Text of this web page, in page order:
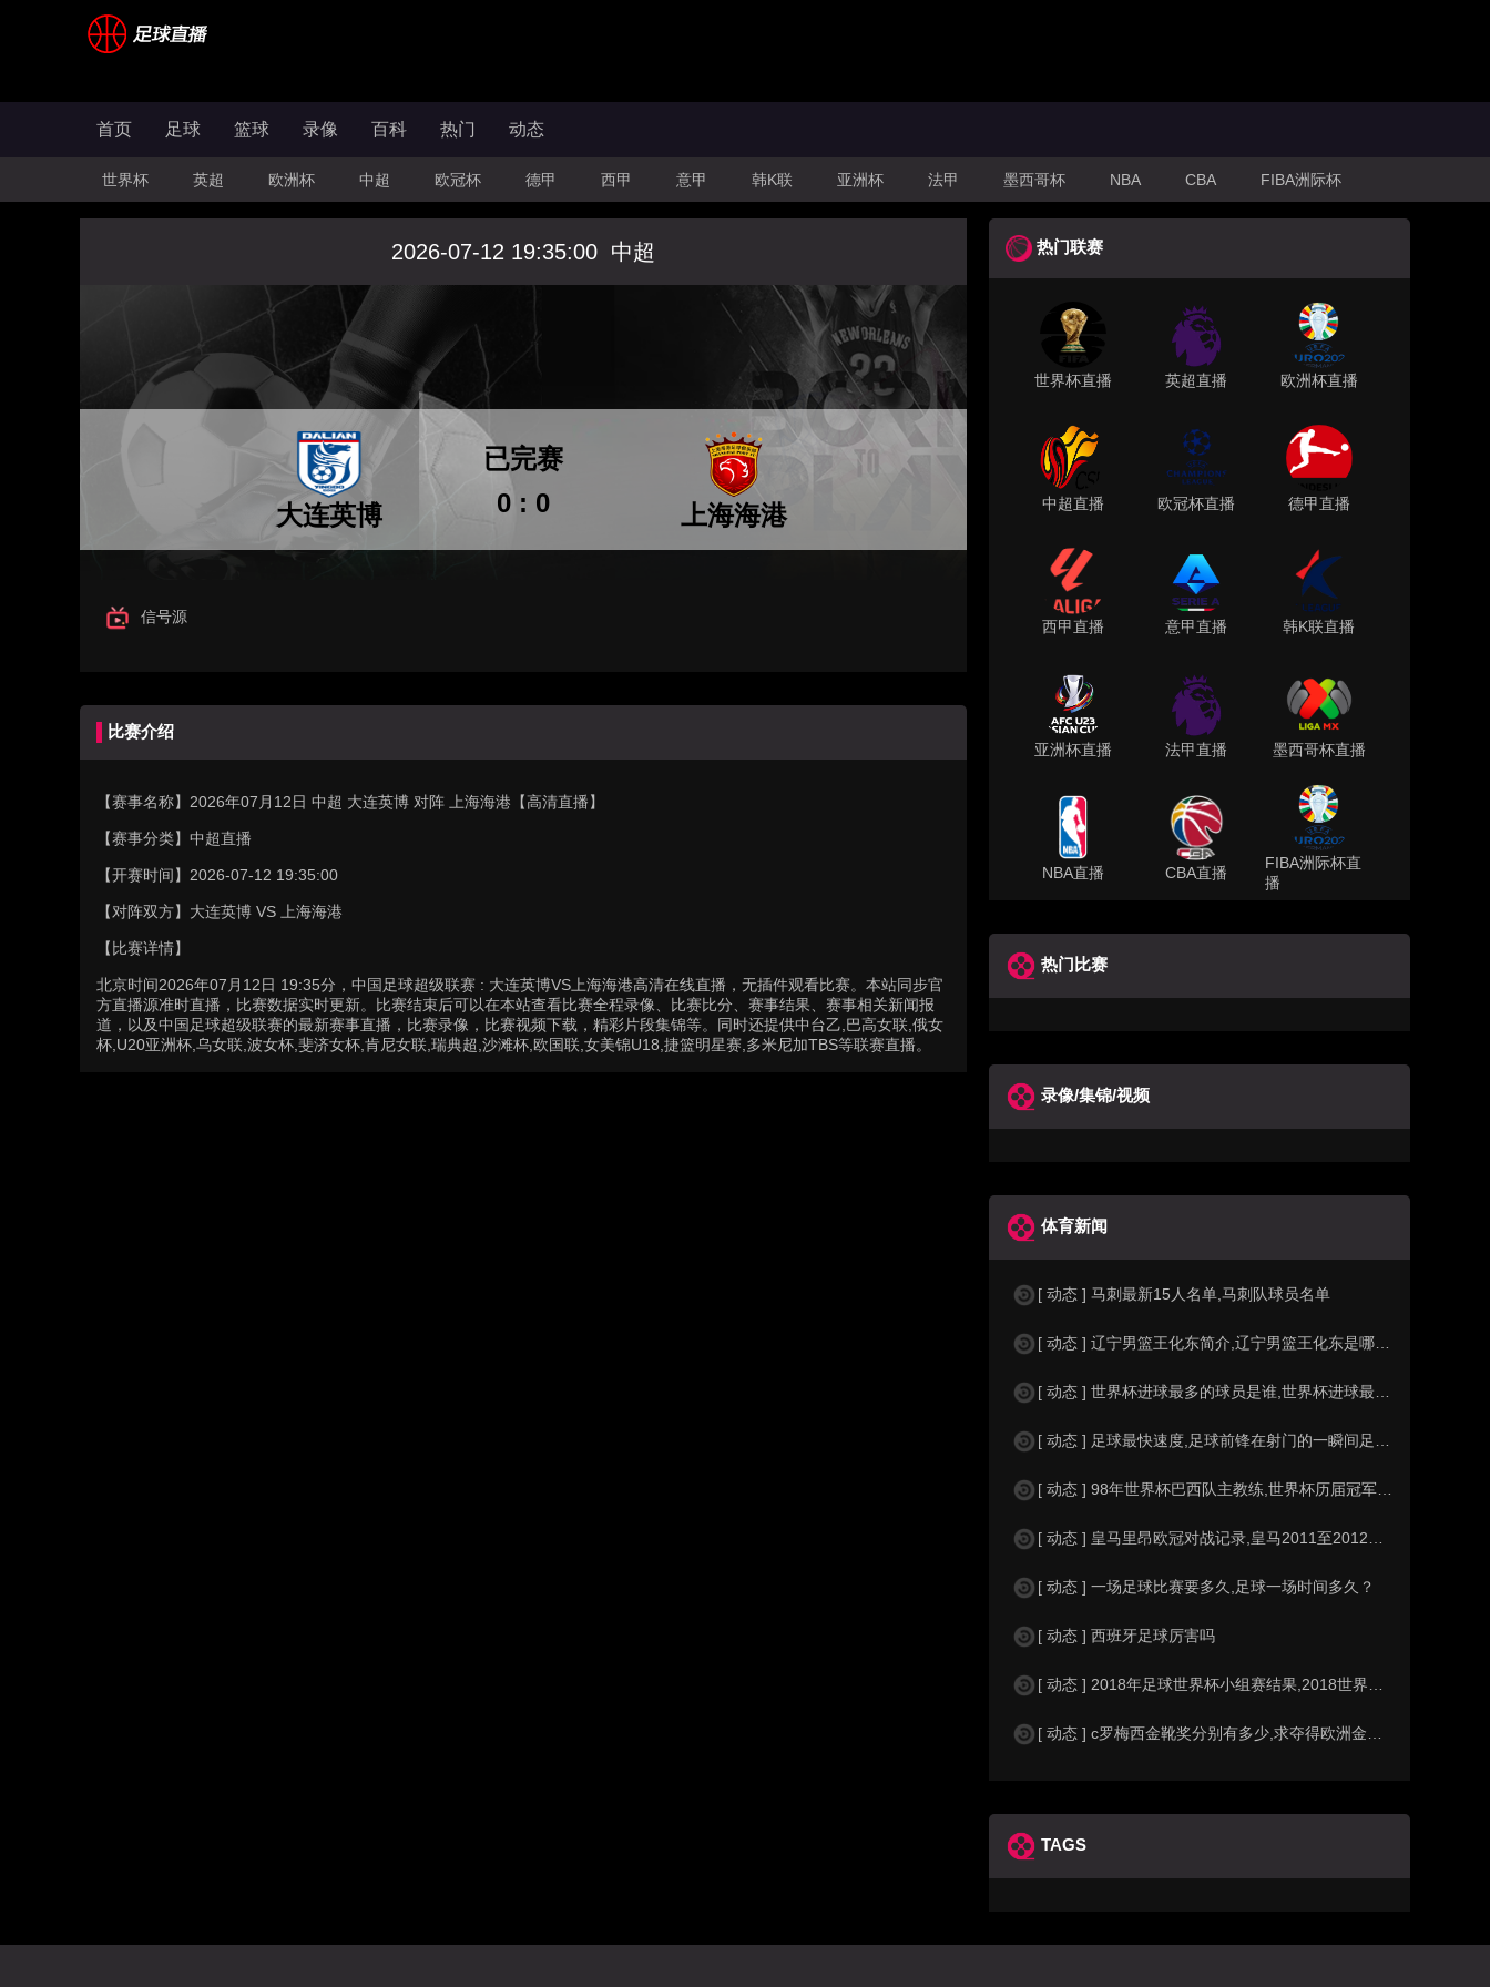
首页 足球 篮球 录像 百科 热门 动态
世界杯 英超 欧洲杯 中超 欧冠杯 德甲 西甲 意甲 韩K联 亚洲杯 法甲 墨西哥杯 NBA CBA FIBA洲际杯
2026-07-12 19:35:00 中超
大连英博 0 : 0
已完赛
上海海港
信号源
比赛介绍
【赛事名称】 2026年07月12日 中超 大连英博 对阵 上海海港【高清直播】
【赛事分类】 中超直播
【开赛时间】 2026-07-12 19:35:00
【对阵双方】 大连英博 VS 上海海港
【比赛详情】
北京时间2026年07月12日 19:35分，中国足球超级联赛 : 大连英博VS上海海港高清在线直播，无插件观看比赛。本站同步官
方直播源准时直播，比赛数据实时更新。比赛结束后可以在本站查看比赛全程录像、比赛比分、赛事结果、赛事相关新闻报
道，以及中国足球超级联赛的最新赛事直播，比赛录像，比赛视频下载，精彩片段集锦等。同时还提供中台乙,巴高女联,俄女
杯,U20亚洲杯,乌女联,波女杯,斐济女杯,肯尼女联,瑞典超,沙滩杯,欧国联,女美锦U18,捷篮明星赛,多米尼加TBS等联赛直播。
热门联赛
世界杯直播 英超直播 欧洲杯直播
中超直播 欧冠杯直播 德甲直播
西甲直播 意甲直播 韩K联直播
亚洲杯直播 法甲直播 墨西哥杯直播
NBA直播 CBA直播
FIBA洲际杯直
播
热门比赛
录像/集锦/视频
体育新闻
[ 动态 ] 马刺最新15人名单,马刺队球员名单
[ 动态 ] 辽宁男篮王化东简介,辽宁男篮王化东是哪里人？
[ 动态 ] 世界杯进球最多的球员是谁,世界杯进球最多的球员是谁？
[ 动态 ] 足球最快速度,足球前锋在射门的一瞬间足球的速度有多快？？
[ 动态 ] 98年世界杯巴西队主教练,世界杯历届冠军球队教练
[ 动态 ] 皇马里昂欧冠对战记录,皇马2011至2012欧冠赛程&nbs
[ 动态 ] 一场足球比赛要多久,足球一场时间多久？
[ 动态 ] 西班牙足球厉害吗
[ 动态 ] 2018年足球世界杯小组赛结果,2018世界杯中国进入a组
[ 动态 ] c罗梅西金靴奖分别有多少,求夺得欧洲金靴奖与各大联赛金靴奖最
TAGS